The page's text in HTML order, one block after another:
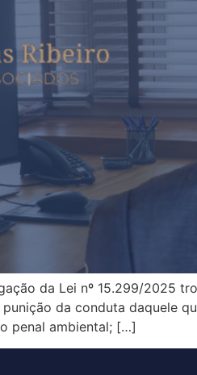
da Lei nº 15.299/2025
da conduta daquele
penal ambiental; […]